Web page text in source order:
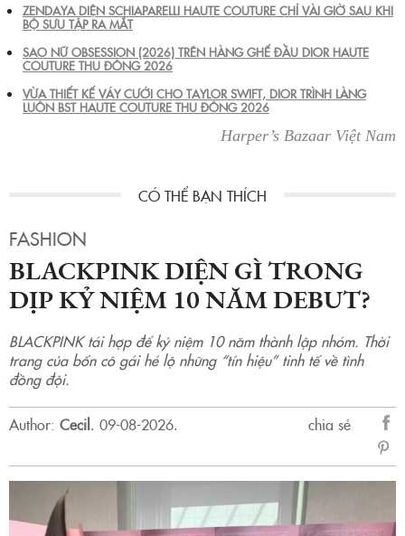
ZENDAYA DIỆN SCHIAPARELLI HAUTE COUTURE CHỈ VÀI GIỜ SAU KHI
BỘ SƯU TẬP RA MẮT
SAO NỮ OBSESSION (2026) TRÊN HÀNG GHẾ ĐẦU DIOR HAUTE
COUTURE THU ĐÔNG 2026
VỪA THIẾT KẾ VÁY CƯỚI CHO TAYLOR SWIFT, DIOR TRÌNH LÀNG
LUÔN BST HAUTE COUTURE THU ĐÔNG 2026
Harper’s Bazaar Việt Nam
FASHION
BLACKPINK DIỆN GÌ TRONG
DỊP KỶ NIỆM 10 NĂM DEBUT?
BLACKPINK tái hợp để kỷ niệm 10 năm thành lập nhóm. Thời
trang của bốn cô gái hé lộ những “tín hiệu” tinh tế về tình
đồng đội.
Author: Cecil. 09-08-2026.
chia sẻ
sẻ